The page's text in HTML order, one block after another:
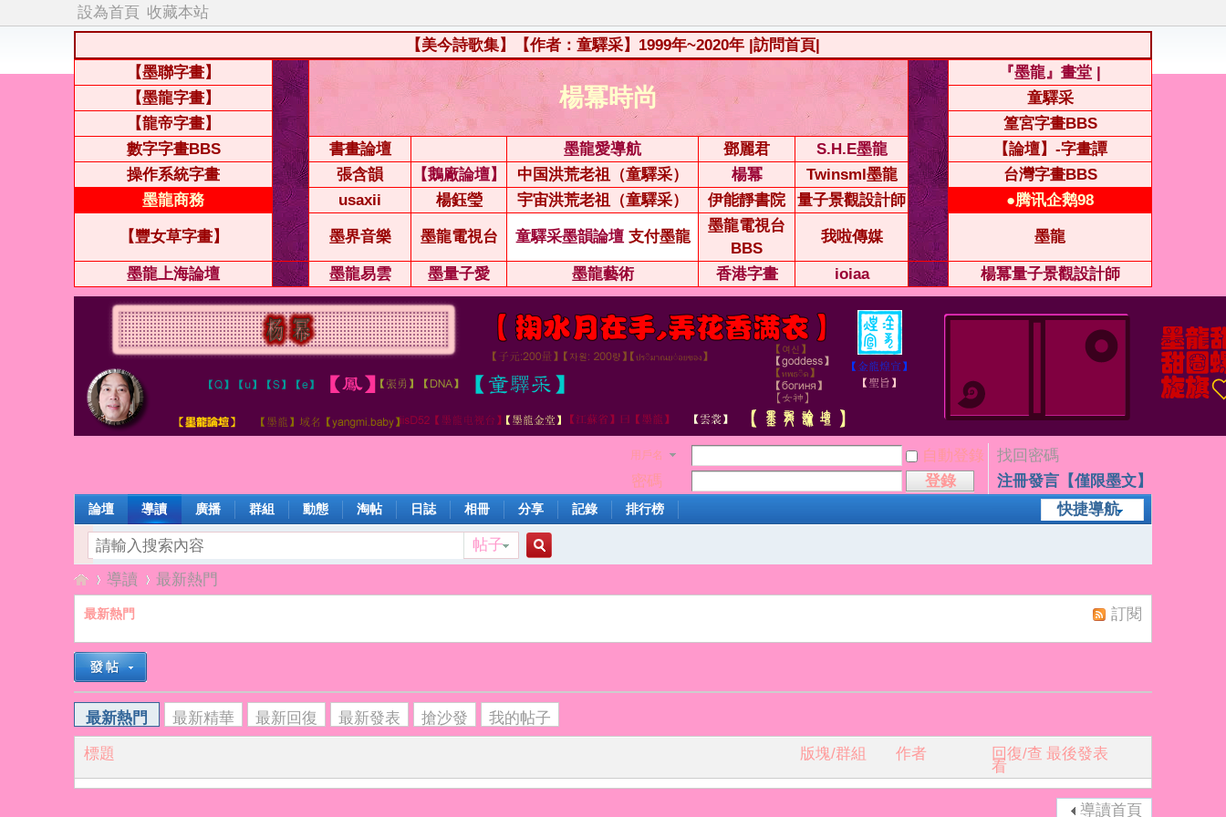
設為首頁 收藏本站
【美今詩歌集】【作者：童驛采】1999年~2020年 |訪問首頁|
【墨聯字畫】
楊冪時尚
『墨龍』畫堂 |
【墨龍字畫】
童驛采
【龍帝字畫】
篁宮字畫BBS
數字字畫BBS
書畫論壇 墨龍愛導航 鄧麗君 S.H.E墨龍
【論壇】-字畫譚
操作系統字畫
張含韻 【鵝廠論壇】 中国洪荒老祖（童驛采） 楊冪 Twinsml墨龍
台灣字畫BBS
墨龍商務
usaxii 楊鈺瑩 宇宙洪荒老祖（童驛采） 伊能靜書院 量子景觀設計師 ●腾讯企鹅98
【豐女草字畫】 墨界音樂 墨龍電視台 童驛采墨韻論壇 支付墨龍
墨龍電視台
BBS
我啦傳媒 墨龍
墨龍上海論壇 墨龍易雲 墨量子愛 墨龍藝術 香港字畫 ioiaa 楊冪量子景觀設計師
用戶名 自動登錄
找回密碼
密碼
登錄
注冊發言【僅限墨文】
快捷導航
論壇 導讀 廣播 群組 動態 淘帖 日誌 相冊 分享 記錄 排行榜
帖子
楊»
導讀
›
最新熱門
訂閱
最新熱門
最新熱門 最新精華 最新回復 最新發表 搶沙發 我的帖子
標題 版塊/群組 作者 回復/查
看
最後發表
導讀首頁